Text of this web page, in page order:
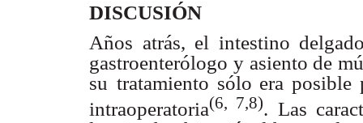
DISCUSIÓN
Años atrás, el intestino
gastroenterólogo y asiento de
su tratamiento sólo era
intraoperatoria(6, 7,8). Las